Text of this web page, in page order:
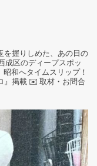
を握りしめた、あの日の
成区のディープスポッ
昭和へタイムスリップ！
』掲載 ✉️ 取材・お問合